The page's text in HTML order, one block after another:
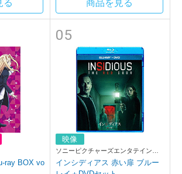
る 商品を見る
ray BOX vo
05
映像
ソニーピクチャーズエンタテインメ
ント
インシディアス 赤い扉 ブルー